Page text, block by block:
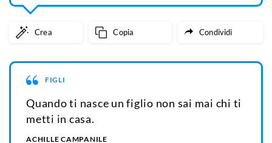
Crea Copia Condividi
FIGLI
Quando ti nasce un figlio non sai mai chi ti
metti in casa.
ACHILLE CAMPANILE